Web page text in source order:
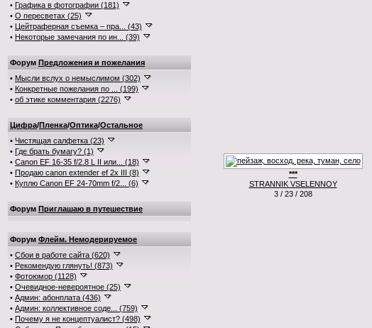
• Графика в фотографии (181)
• О пересветах (25)
• Цейтраферная съемка – пра... (43)
• Некоторые замечания по ин... (39)
Форум Предложения и пожелания
• Мысли вслух о немыслимом (302)
• Конкретные пожелания по ... (199)
• об этике комментария (2276)
Цифра/Пленка/Оптика/Остальное
• Чистящая салфетка (23)
• Где брать бумагу? (1)
• Canon EF 16-35 f/2.8 L II или... (18)
• Продаю canon extender ef 2x III (8)
• Куплю Canon EF 24-70mm f/2... (6)
Форум Приглашаю в путешествие
Форум Флейм. Немодерируемое
• Сбои в работе сайта (620)
• Рекомендую глянуть! (873)
• Фотоюмор (1128)
• Очевидное-невероятное (25)
• Админ: абонплата (436)
• Админ: коллективное соде... (759)
• Почему я не концептуалист? (498)
***
STRANNIK VSELENNOY
3 / 23 / 208